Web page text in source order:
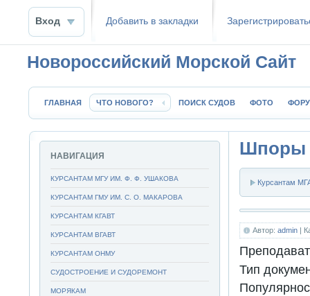
Вход Добавить в закладки
Новороссийский Морской Сайт
ГЛАВНАЯ ЧТО НОВОГО? ПОИСК СУДОВ ФОТО
Шпоры
Курсантам
Автор:admin |
Тип
НАВИГАЦИЯ
КУРСАНТАМ МГУ ИМ. Ф. Ф. УШАКОВА
КУРСАНТАМ ГМУ ИМ. С. О. МАКАРОВА
КУРСАНТАМ КГАВТ
КУРСАНТАМ ВГАВТ
КУРСАНТАМ ОНМУ
СУДОСТРОЕНИЕ И СУДОРЕМОНТ
МОРЯКАМ